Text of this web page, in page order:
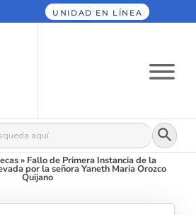
UNIDAD EN LÍNEA
Botón
» Fallo de Primera Instancia de la
por la señora Yaneth Maria Orozco
Quijano